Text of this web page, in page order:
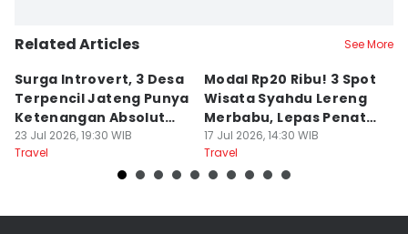
Related Articles See More
Surga Introvert, 3 Desa
Terpencil Jateng Punya
Ketenangan Absolut
Untuk Disconect
23 Jul 2026, 19:30 WIB
Travel
Modal Rp20 Ribu! 3 Spot
Wisata Syahdu Lereng
Merbabu, Lepas Penat
akhir Pekan!
17 Jul 2026, 14:30 WIB
Travel